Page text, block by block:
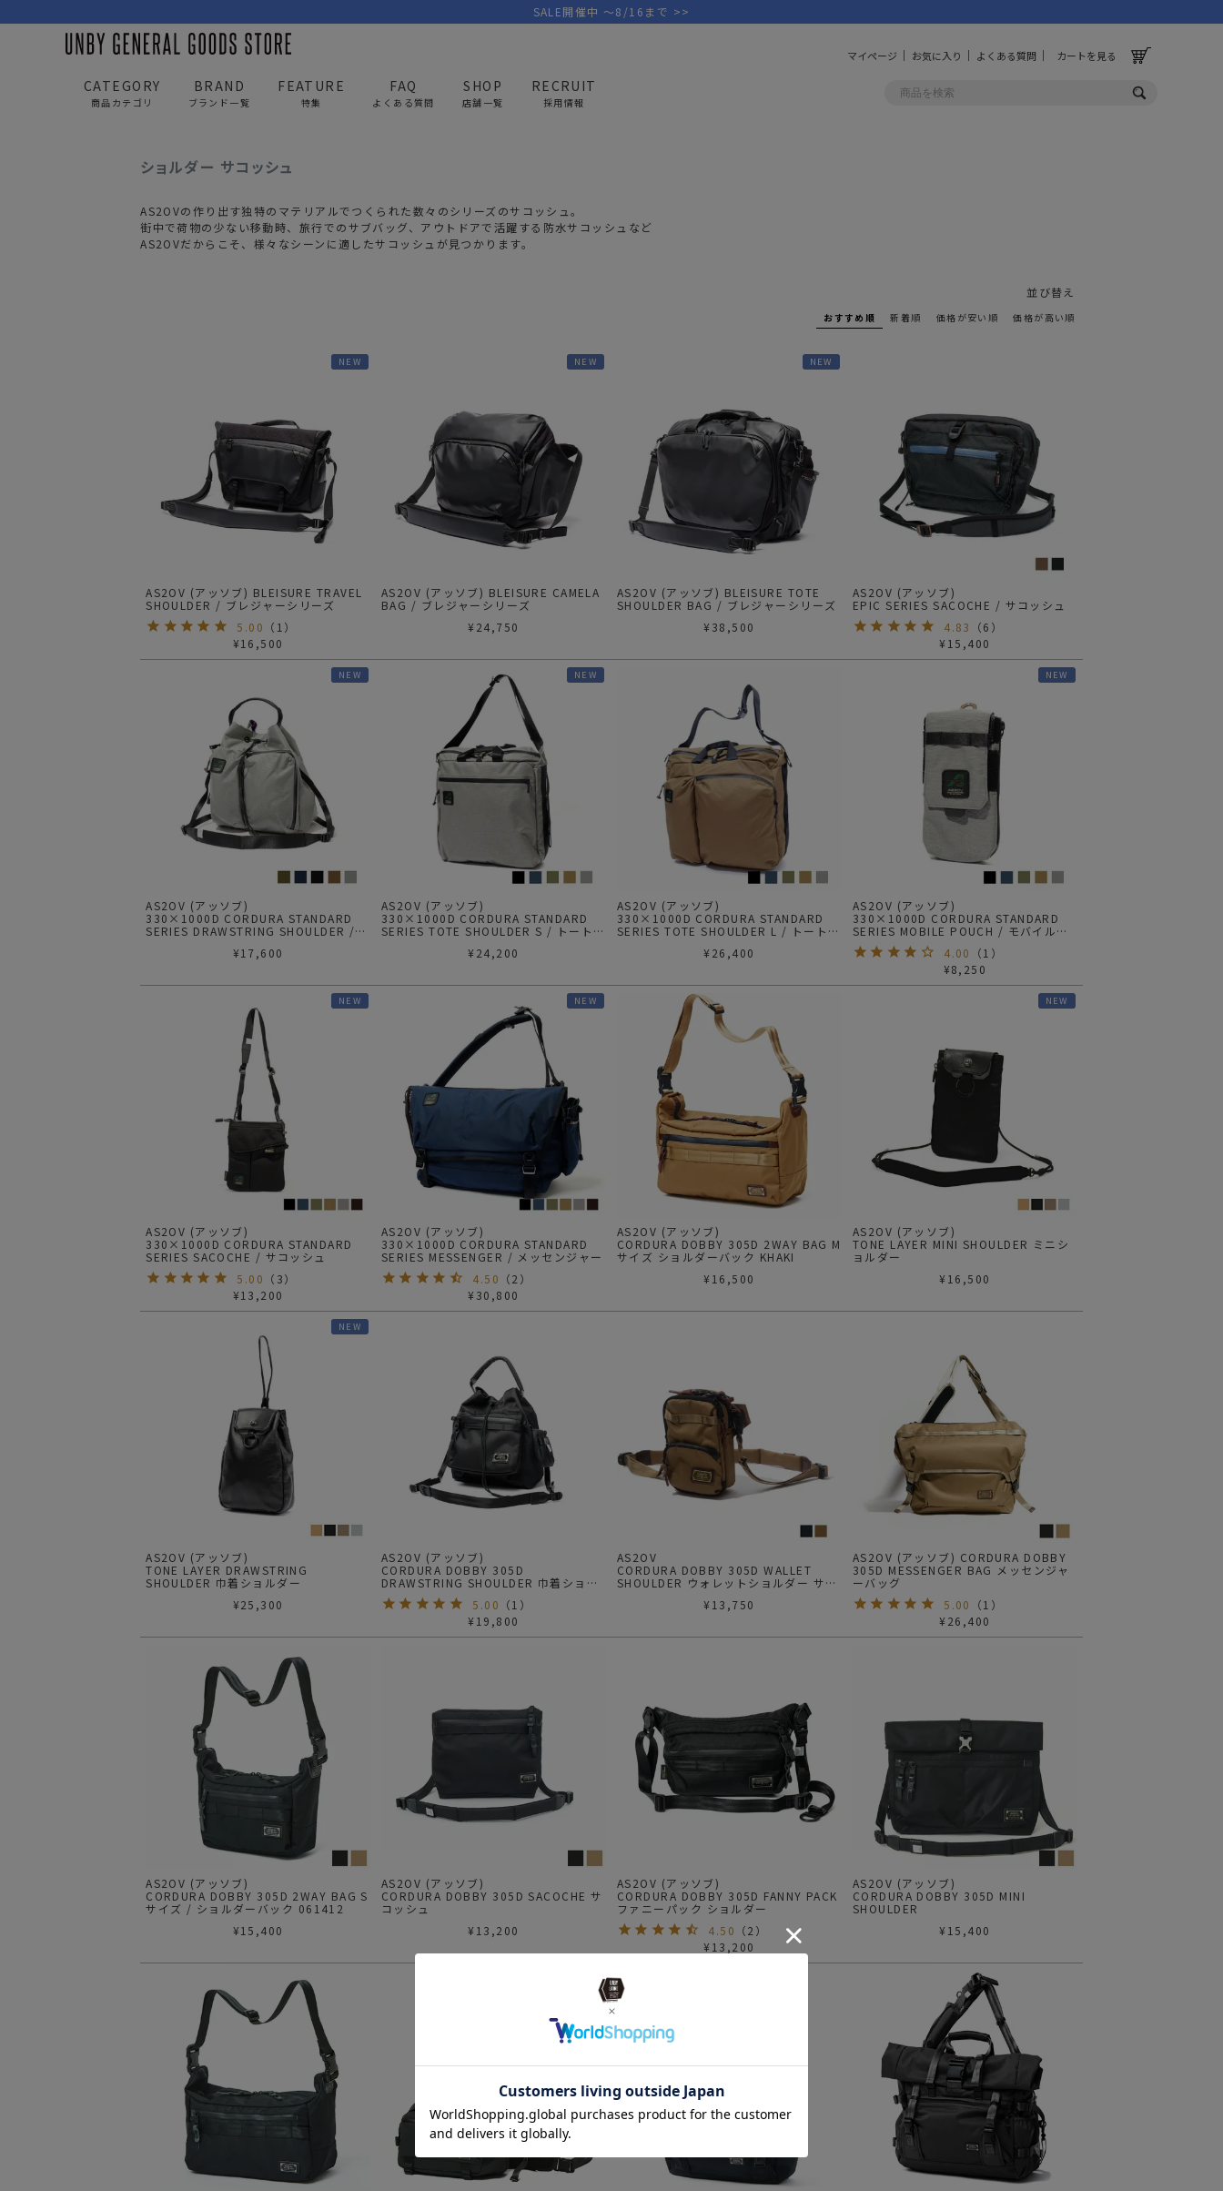
CATEGORY
商品カテゴリ
バッグ アパレル
キャップ/帽子
時計
その他
焚き火/ストーブ
フィールドギア
クーラーボックス
コンテナ/収納
ステッカー
クラブケース
ウェア/アパレル
キーホルダー/カラビナ
ステーショナリー
コスメ/フレグランス
スマホアクセ
ステッカー
BRAND
ブランド一覧
CABINZERO UNBY ORIGINAL
FEATURE
特集
FAQ
よくある質問
SHOP
店舗一覧
RECRUIT
採用情報
マイページ お気に入り よくある質問 カートを見る
SALE開催中 ～8/16まで >>
ショルダー サコッシュ
AS2OVの作り出す独特のマテリアルでつくられた数々のシリーズのサコッシュ。
街中で荷物の少ない移動時、旅行でのサブバッグ、アウトドアで活躍する防水サコッシュなど
AS2OVだからこそ、様々なシーンに適したサコッシュが見つかります。
並び替え
おすすめ順 新着順 価格が安い順 価格が高い順
NEW
AS2OV (アッソブ) BLEISURE TRAVEL
SHOULDER / ブレジャーシリーズ
5.00 （ 1 ）
¥16,500
NEW
AS2OV (アッソブ) BLEISURE CAMELA
BAG / ブレジャーシリーズ
¥ 24,750
NEW
AS2OV (アッソブ) BLEISURE TOTE
SHOULDER BAG / ブレジャーシリーズ
¥ 38,500
AS2OV (アッソブ)
EPIC SERIES SACOCHE / サコッシュ
4.83
（6 ）
¥ 15,400
NEW
AS2OV (アッソブ)
330×1000D CORDURA STANDARD
SERIES DRAWSTRING SHOULDER /ド
¥17,600
NEW
AS2OV (アッソブ)
330×1000D CORDURA STANDARD
SERIES TOTE SHOULDER S / トートシ
¥ 24,200
AS2OV (アッソブ)
330×1000D CORDURA STANDARD
SERIES TOTE SHOULDER L / トートシ
¥ 26,400
NEW
AS2OV (アッソブ)
330×1000D CORDURA STANDARD
SERIES MOBILE POUCH / モバイルポ
ーチ
4.00 （1 ）
¥8,250
NEW
AS2OV (アッソブ)
330×1000D CORDURA STANDARD
SERIES SACOCHE / サコッシュ
5.00 （ 3）
¥13,200
NEW
AS2OV (アッソブ)
330×1000D CORDURA STANDARD
SERIES MESSENGER / メッセンジャー
4.50 （2 ）
¥ 30,800
AS2OV (アッソブ)
CORDURA DOBBY 305D 2WAY BAG M
サイズ ショルダーバック KHAKI
¥ 16,500
NEW
AS2OV (アッソブ)
TONE LAYER MINI SHOULDER ミニシ
ョルダー
¥ 16,500
NEW
AS2OV (アッソブ)
TONE LAYER DRAWSTRING
SHOULDER 巾着ショルダー
¥25,300
AS2OV (アッソブ)
CORDURA DOBBY 305D
DRAWSTRING SHOULDER 巾着ショル
ダー
5.00 （1 ）
¥ 19,800
AS2OV
CORDURA DOBBY 305D WALLET
SHOULDER ウォレットショルダー サコ
¥ 13,750
AS2OV (アッソブ) CORDURA DOBBY
305D MESSENGER BAG メッセンジャ
ーバッグ
5.00
（1 ）
¥ 26,400
AS2OV (アッソブ)
CORDURA DOBBY 305D 2WAY BAG S
サイズ / ショルダーバック 061412
¥15,400
AS2OV (アッソブ)
CORDURA DOBBY 305D SACOCHE サ
コッシュ
¥ 13,200
AS2OV (アッソブ)
CORDURA DOBBY 305D FANNY PACK
ファニーパック ショルダー
4.50 （2 ）
¥ 13,200
AS2OV (アッソブ)
CORDURA DOBBY 305D MINI
SHOULDER
¥ 15,400